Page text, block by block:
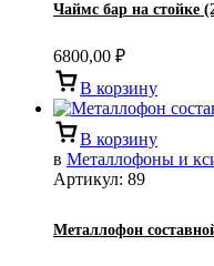
Чаймс бар на стойке
6800,00 ₽
В корзину
В корзину
в Металлофоны и
Артикул: 89
Металлофон